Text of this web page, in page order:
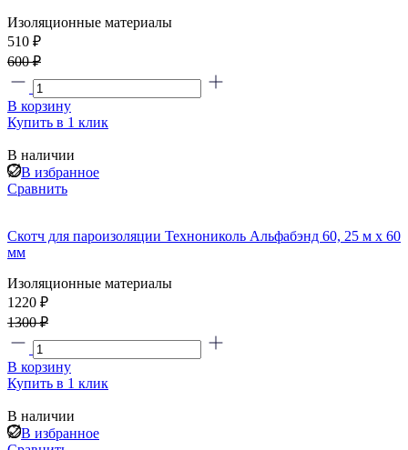
Изоляционные материалы
510 ₽
600 ₽
В корзину
Купить в 1 клик
В наличии
В избранное
Сравнить
Скотч для пароизоляции Технониколь Альфабэнд 60, 25 м х 60
мм
Изоляционные материалы
1220 ₽
1300 ₽
В корзину
Купить в 1 клик
В наличии
В избранное